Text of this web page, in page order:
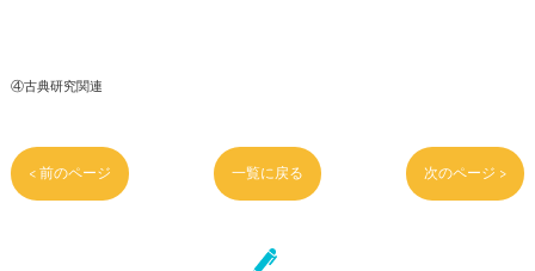
④古典研究関連
< 前のページ 一覧に戻る 次のページ >